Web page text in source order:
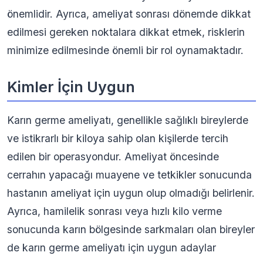
önemlidir. Ayrıca, ameliyat sonrası dönemde dikkat
edilmesi gereken noktalara dikkat etmek, risklerin
minimize edilmesinde önemli bir rol oynamaktadır.
Kimler İçin Uygun
Karın germe ameliyatı, genellikle sağlıklı bireylerde
ve istikrarlı bir kiloya sahip olan kişilerde tercih
edilen bir operasyondur. Ameliyat öncesinde
cerrahın yapacağı muayene ve tetkikler sonucunda
hastanın ameliyat için uygun olup olmadığı belirlenir.
Ayrıca, hamilelik sonrası veya hızlı kilo verme
sonucunda karın bölgesinde sarkmaları olan bireyler
de karın germe ameliyatı için uygun adaylar